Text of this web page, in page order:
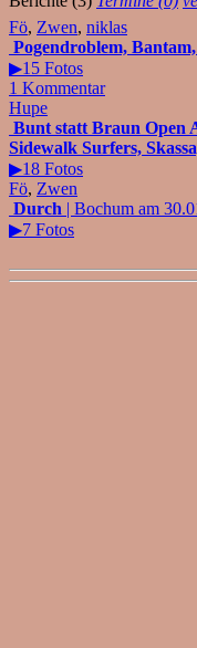
Fö, Zwen, niklas
Pogendroblem,
▶15 Fotos
1 Kommentar
Hupe
Bunt statt Braun Open
Sidewalk Surfers,
▶18 Fotos
Fö, Zwen
Durch | Bochum am
▶7 Fotos